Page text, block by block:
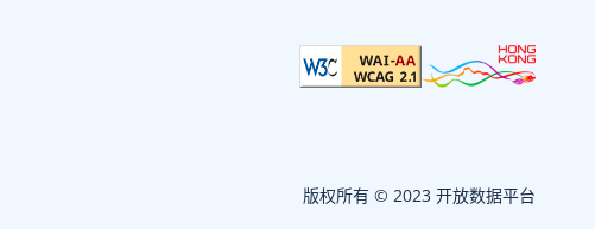
版权所有 © 2023 开放数据平台